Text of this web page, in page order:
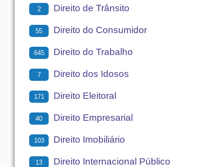
2 Direito de Trânsito
55 Direito do Consumidor
645 Direito do Trabalho
7 Direito dos Idosos
171 Direito Eleitoral
40 Direito Empresarial
103 Direito Imobiliário
13 Direito Internacional Público